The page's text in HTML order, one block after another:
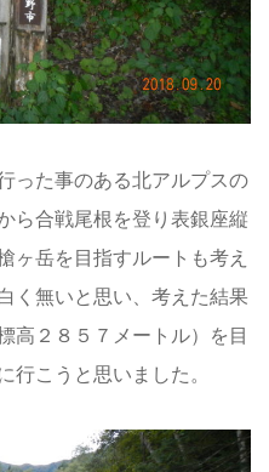
った事のある北アルプスの
ら合戦尾根を登り表銀座縦
ヶ岳を目指すルートも考え
く無いと思い、考えた結果
高２８５７メートル）を目
行こうと思いました。